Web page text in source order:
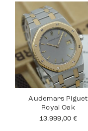
Audemars Piguet
Royal Oak
13.999,00 €